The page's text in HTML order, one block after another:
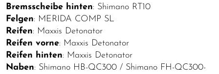
Bremsscheibe hinten: Shimano RT10
Felgen: MERIDA COMP SL
Reifen: Maxxis Detonator
Reifen vorne: Maxxis Detonator
Reifen hinten: Maxxis Detonator
Naben: Shimano HB-QC300 / Shimano FH-QC300-